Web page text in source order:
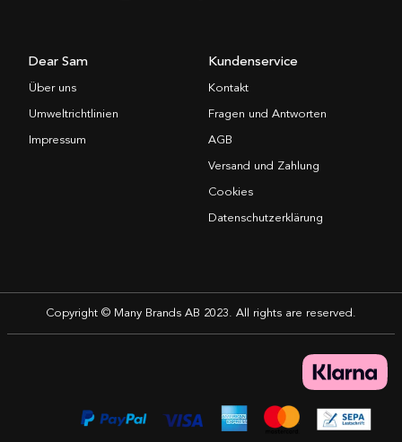
Dear Sam
Über uns
Umweltrichtlinien
Impressum
Kundenservice
Kontakt
Fragen und Antworten
AGB
Versand und Zahlung
Cookies
Datenschutzerklärung
Copyright © Many Brands AB 2023. All rights are reserved.